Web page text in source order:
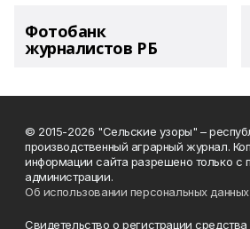
Фотобанк
журналистов РБ
© 2015-2026 "Сельские узоры" –
производственный аграрный журнал.
информации сайта разрешено только с
администрации.
Об использовании персональных данных
Свидетельство о регистрации